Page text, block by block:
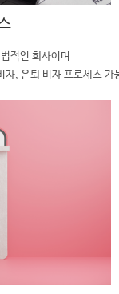
적인 회사이며
자, 은퇴 비자 프로세스 가